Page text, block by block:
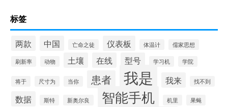
标签
两款 中国 亡命之徒 仪表板 体温计 儒家思想
刷新率 动物 土壤 在线 型号 学习机 学院
将于 尺寸为 当你 患者 我是 我来 找不到
数据 斯特 新奥尔良 智能手机 机里 果蝇